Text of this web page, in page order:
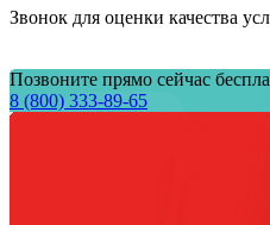
Звонок для оценки качества
Позвоните прямо сейчас
8 (800) 333-89-65